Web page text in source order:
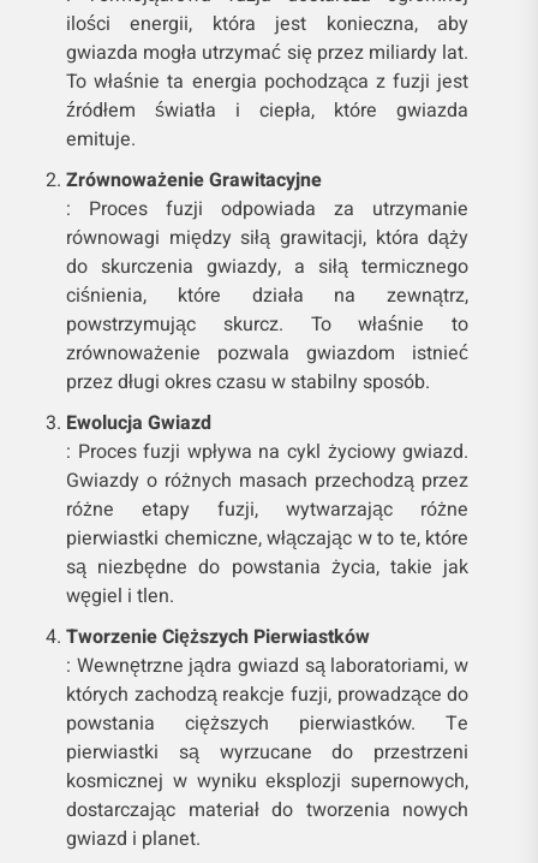
ilości energii, która jest konieczna, aby
gwiazda mogła utrzymać się przez miliardy lat.
To właśnie ta energia pochodząca z fuzji jest
źródłem światła i ciepła, które gwiazda
emituje.
Zrównoważenie Grawitacyjne
: Proces fuzji odpowiada za utrzymanie
równowagi między siłą grawitacji, która dąży
do skurczenia gwiazdy, a siłą termicznego
ciśnienia, które działa na zewnątrz,
powstrzymując skurcz. To właśnie to
zrównoważenie pozwala gwiazdom istnieć
przez długi okres czasu w stabilny sposób.
Ewolucja Gwiazd
: Proces fuzji wpływa na cykl życiowy gwiazd.
Gwiazdy o różnych masach przechodzą przez
różne etapy fuzji, wytwarzając różne
pierwiastki chemiczne, włączając w to te, które
są niezbędne do powstania życia, takie jak
węgiel i tlen.
Tworzenie Cięższych Pierwiastków
: Wewnętrzne jądra gwiazd są laboratoriami, w
których zachodzą reakcje fuzji, prowadzące do
powstania cięższych pierwiastków. Te
pierwiastki są wyrzucane do przestrzeni
kosmicznej w wyniku eksplozji supernowych,
dostarczając materiał do tworzenia nowych
gwiazd i planet.